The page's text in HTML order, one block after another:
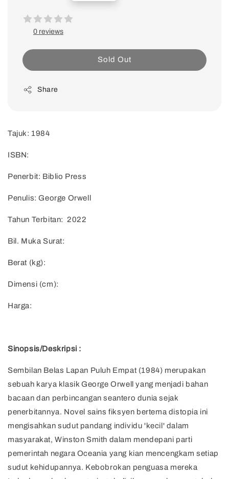
0 reviews
Sold Out
Share
Tajuk: 1984
ISBN:
Penerbit: Biblio Press
Penulis: George Orwell
Tahun Terbitan: 2022
Bil. Muka Surat:
Berat (kg):
Dimensi (cm):
Harga:
Sinopsis/Deskripsi :
Sembilan Belas Lapan Puluh Empat (1984) merupakan
sebuah karya klasik George Orwell yang menjadi bahan
bacaan dan perbincangan seantero dunia sejak
penerbitannya. Novel sains fiksyen bertema distopia ini
mengisahkan sudut pandang individu 'kecil' dalam
masyarakat, Winston Smith dalam mendepani parti
pemerintah negara Oceania yang kian mencengkam setiap
sudut kehidupannya. Kebobrokan penguasa mereka